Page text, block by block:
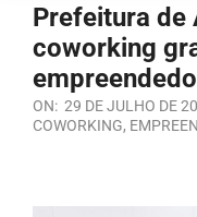
Prefeitura de
coworking
ON: 29 DE JULHO DE
COWORKING,